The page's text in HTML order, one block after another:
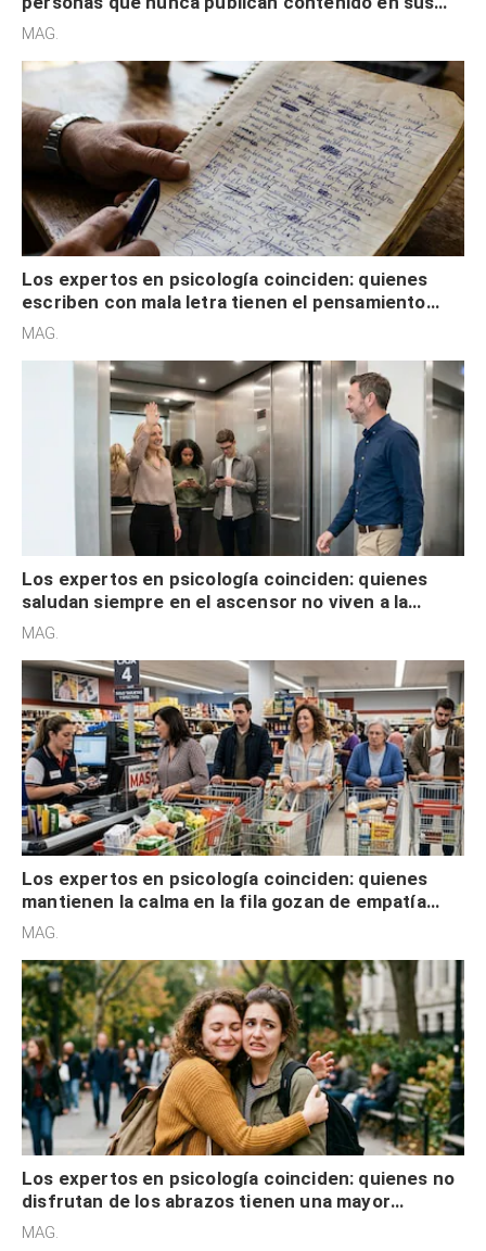
redes sociales no pretenden buscar validación
MAG.
Los expertos en psicología coinciden: quienes
escriben con mala letra tienen el pensamiento
acelerado y no lo hacen por desinterés
MAG.
Los expertos en psicología coinciden: quienes
saludan siempre en el ascensor no viven a la
defensiva y tienen apertura social
MAG.
Los expertos en psicología coinciden: quienes
mantienen la calma en la fila gozan de empatía
cognitiva, gratitud y no solo tienen autocontrol
MAG.
Los expertos en psicología coinciden: quienes no
disfrutan de los abrazos tienen una mayor
sensibilidad a los estímulos físicos y no es por
MAG.